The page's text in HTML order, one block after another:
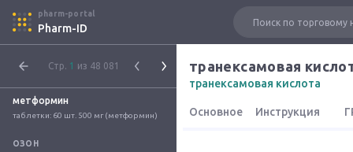
pharm-portal
Pharm-ID
Стр. 1 из 48 081
метформин
таблетки: 60 шт. 500 мг (метформин)
ОЗОН
транексамовая
транексамовая кислота
Основное Инструкция